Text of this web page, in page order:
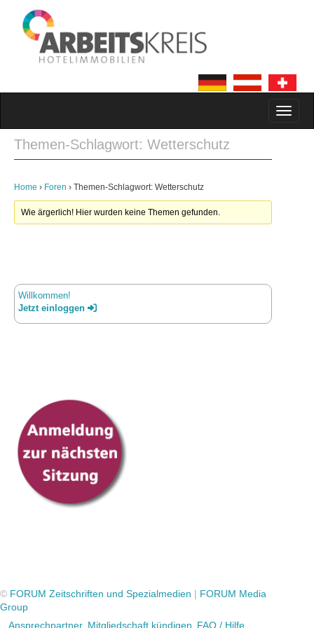
Themen-Schlagwort: Wetterschutz
Home › Foren › Themen-Schlagwort: Wetterschutz
Wie ärgerlich! Hier wurden keine Themen gefunden.
Willkommen!
Jetzt einloggen
© FORUM Zeitschriften und Spezialmedien | FORUM Media
Group
Ansprechpartner Mitgliedschaft kündigen FAQ / Hilfe